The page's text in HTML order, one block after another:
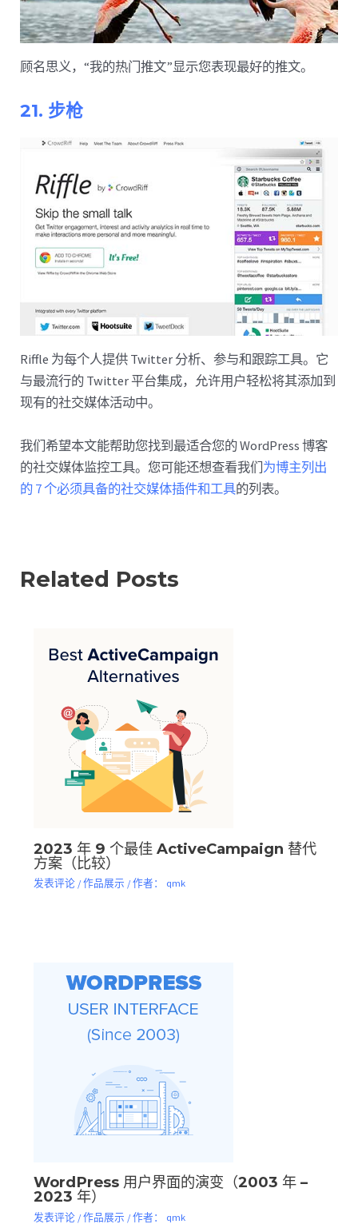
顾名思义，“我的热门推文”显示您表现最好的推文。
21. 步枪
Riffle 为每个人提供 Twitter 分析、参与和跟踪工具。它
与最流行的 Twitter 平台集成，允许用户轻松将其添加到
现有的社交媒体活动中。
我们希望本文能帮助您找到最适合您的 WordPress 博客
的社交媒体监控工具。您可能还想查看我们为博主列出
的 7 个必须具备的社交媒体插件和工具的列表。
Related Posts
2023 年 9 个最佳 ActiveCampaign 替代
方案（比较）
发表评论 /作品展示 / 作者： qmk
WordPress 用户界面的演变（2003 年 –
2023 年）
发表评论 /作品展示 / 作者： qmk